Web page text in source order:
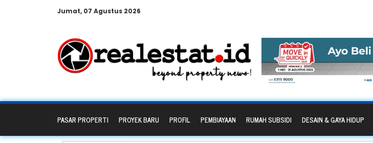
Jumat, 07 Agustus 2026
PASAR PROPERTI PROYEK BARU PROFIL PEMBIAYAAN RUMAH SUBSIDI DESAIN & GAYA HIDUP